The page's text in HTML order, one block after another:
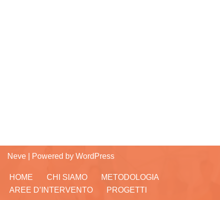
Neve | Powered by WordPress
HOME CHI SIAMO
METODOLOGIA
AREE D’INTERVENTO
PROGETTI